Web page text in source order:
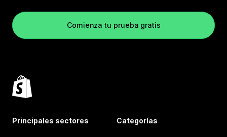
Comienza tu prueba gratis
Principales sectores Categorías